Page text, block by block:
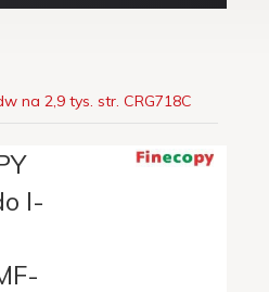
na 2,9 tys. str. CRG718C
I-